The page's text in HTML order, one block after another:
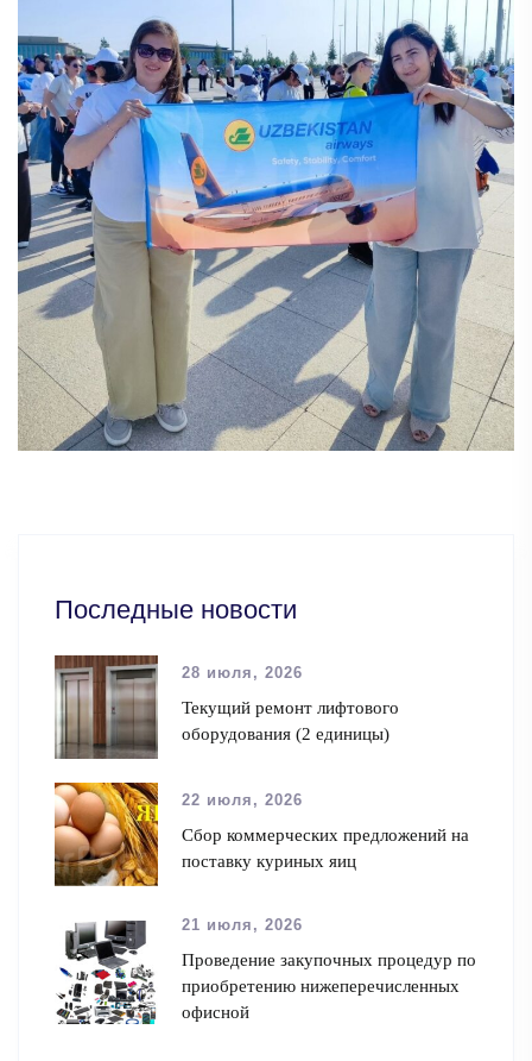
Последные новости
28 июля, 2026
Текущий ремонт лифтового
оборудования (2 единицы)
22 июля, 2026
Сбор коммерческих предложений на
поставку куриных яиц
21 июля, 2026
Проведение закупочных процедур по
приобретению нижеперечисленных
офисной